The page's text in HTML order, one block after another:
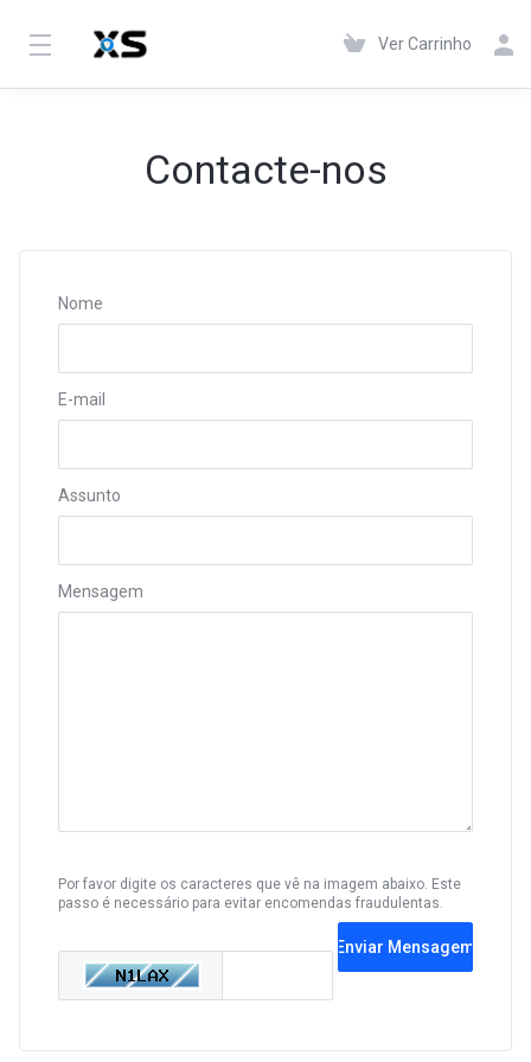
Ver Carrinho
Contacte-nos
Nome
E-mail
Assunto
Mensagem
Por favor digite os caracteres que vê na imagem abaixo. Este
passo é necessário para evitar encomendas fraudulentas.
Enviar Mensagem